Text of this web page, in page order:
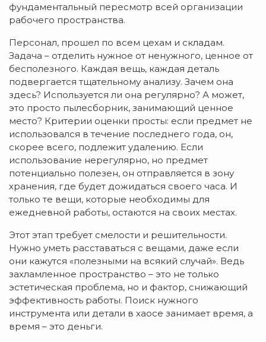
фундаментальный пересмотр всей организации
рабочего пространства.
Персонал, прошел по всем цехам и складам.
Задача – отделить нужное от ненужного, ценное от
бесполезного. Каждая вещь, каждая деталь
подвергается тщательному анализу. Зачем она
здесь? Используется ли она регулярно? А может,
это просто пылесборник, занимающий ценное
место? Критерии оценки просты: если предмет не
использовался в течение последнего года, он,
скорее всего, подлежит удалению. Если
использование нерегулярно, но предмет
потенциально полезен, он отправляется в зону
хранения, где будет дожидаться своего часа. И
только те вещи, которые необходимы для
ежедневной работы, остаются на своих местах.
Этот этап требует смелости и решительности.
Нужно уметь расставаться с вещами, даже если
они кажутся «полезными на всякий случай». Ведь
захламленное пространство – это не только
эстетическая проблема, но и фактор, снижающий
эффективность работы. Поиск нужного
инструмента или детали в хаосе занимает время, а
время – это деньги.